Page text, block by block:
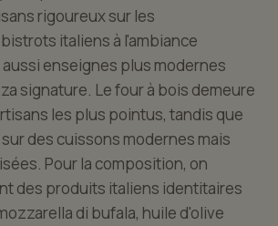
rigoureux sur les
italiens à l'ambiance
enseignes plus modernes
signature. Le four à bois demeure
les plus pointus, tandis que
des cuissons modernes mais
Pour la composition, on
des produits italiens identitaires
di bufala, huile d'olive